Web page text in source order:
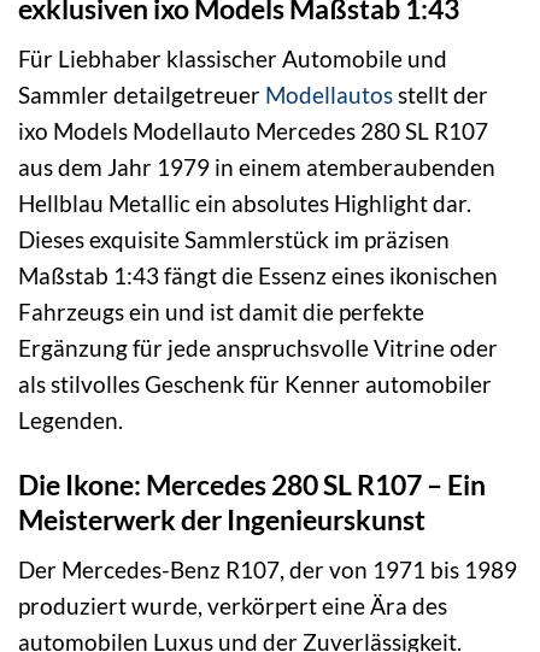
exklusiven ixo Models Maßstab 1:43
Für Liebhaber klassischer Automobile und
Sammler detailgetreuer Modellautos stellt der
ixo Models Modellauto Mercedes 280 SL R107
aus dem Jahr 1979 in einem atemberaubenden
Hellblau Metallic ein absolutes Highlight dar.
Dieses exquisite Sammlerstück im präzisen
Maßstab 1:43 fängt die Essenz eines ikonischen
Fahrzeugs ein und ist damit die perfekte
Ergänzung für jede anspruchsvolle Vitrine oder
als stilvolles Geschenk für Kenner automobiler
Legenden.
Die Ikone: Mercedes 280 SL R107 – Ein
Meisterwerk der Ingenieurskunst
Der Mercedes-Benz R107, der von 1971 bis 1989
produziert wurde, verkörpert eine Ära des
automobilen Luxus und der Zuverlässigkeit.